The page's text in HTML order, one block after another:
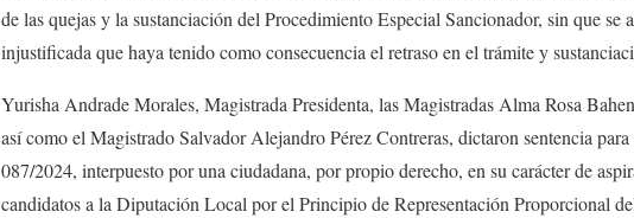
de las quejas y la sustanciación del Procedimiento Especial Sancionador, sin que se
injustificada que haya tenido como consecuencia el retraso en el trámite y
Yurisha Andrade Morales, Magistrada Presidenta, las Magistradas Alma Rosa
así como el Magistrado Salvador Alejandro Pérez Contreras, dictaron sentencia
087/2024, interpuesto por una ciudadana, por propio derecho, en su carácter de
candidatos a la Diputación Local por el Principio de Representación Proporcional